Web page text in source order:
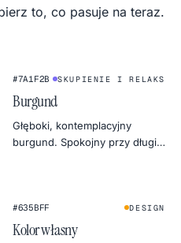
to, co pasuje na teraz.
#7A1F2B SKUPIENIE I RELAKS
Burgund
Głęboki, kontemplacyjny
burgund. Spokojny przy długim
★
#635BFF DESIGN
Kolor własny